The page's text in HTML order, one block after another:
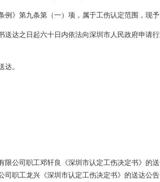
例》第九条第（一）项，属于工伤认定范围，现
送达之日起六十日内依法向深圳市人民政府申请
达。
限公司职工邓轩良《深圳市认定工伤决定书》的
司职工龙兴《深圳市认定工伤决定书》的送达公告